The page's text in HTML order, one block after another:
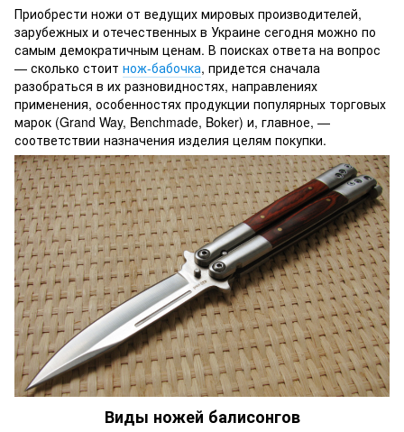
Приобрести ножи от ведущих мировых производителей,
зарубежных и отечественных в Украине сегодня можно по
самым демократичным ценам. В поисках ответа на вопрос
— сколько стоит нож-бабочка, придется сначала
разобраться в их разновидностях, направлениях
применения, особенностях продукции популярных торговых
марок (Grand Way, Benchmade, Boker) и, главное, —
соответствии назначения изделия целям покупки.
Виды ножей балисонгов